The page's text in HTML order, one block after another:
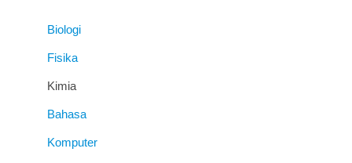
Biologi
Fisika
Kimia
Bahasa
Komputer